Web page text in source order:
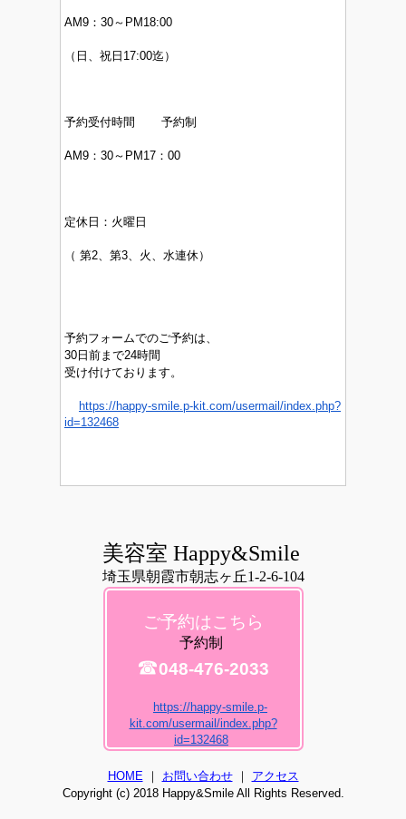
AM9：30～PM18:00
（日、祝日17:00迄）
予約受付時間 予約制
AM9：30～PM17：00
定休日： 火曜日
（ 第2、第3、火、水連休）
予約フォームでのご予約は、
30日前まで24時間
受け付けております。
https://happy-smile.p-kit.com/usermail/index.php?
id=132468
美容室 Happy&Smile
埼玉県朝霞市朝志ヶ丘1-2-6-104
ご予約はこちら
予約制
☎048-476-2033
https://happy-smile.p-
kit.com/usermail/index.php?
id=132468
HOME｜ お問い合わせ｜ アクセス
Copyright (c) 2018 Happy&Smile All Rights Reserved.